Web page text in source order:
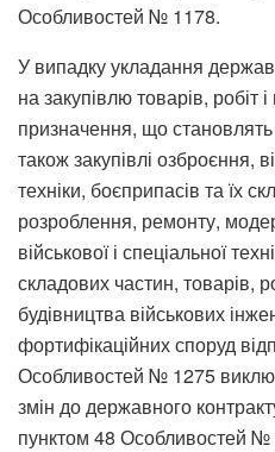
Особливостей № 1178.
У випадку укладання
на закупівлю товарів, робіт
призначення, що
також закупівлі озброєння,
техніки, боєприпасів та їх
розроблення, ремонту,
військової і спеціальної
складових частин, товарів,
будівництва військових
фортифікаційних споруд
Особливостей № 1275
змін до державного
пунктом 48 Особливостей №